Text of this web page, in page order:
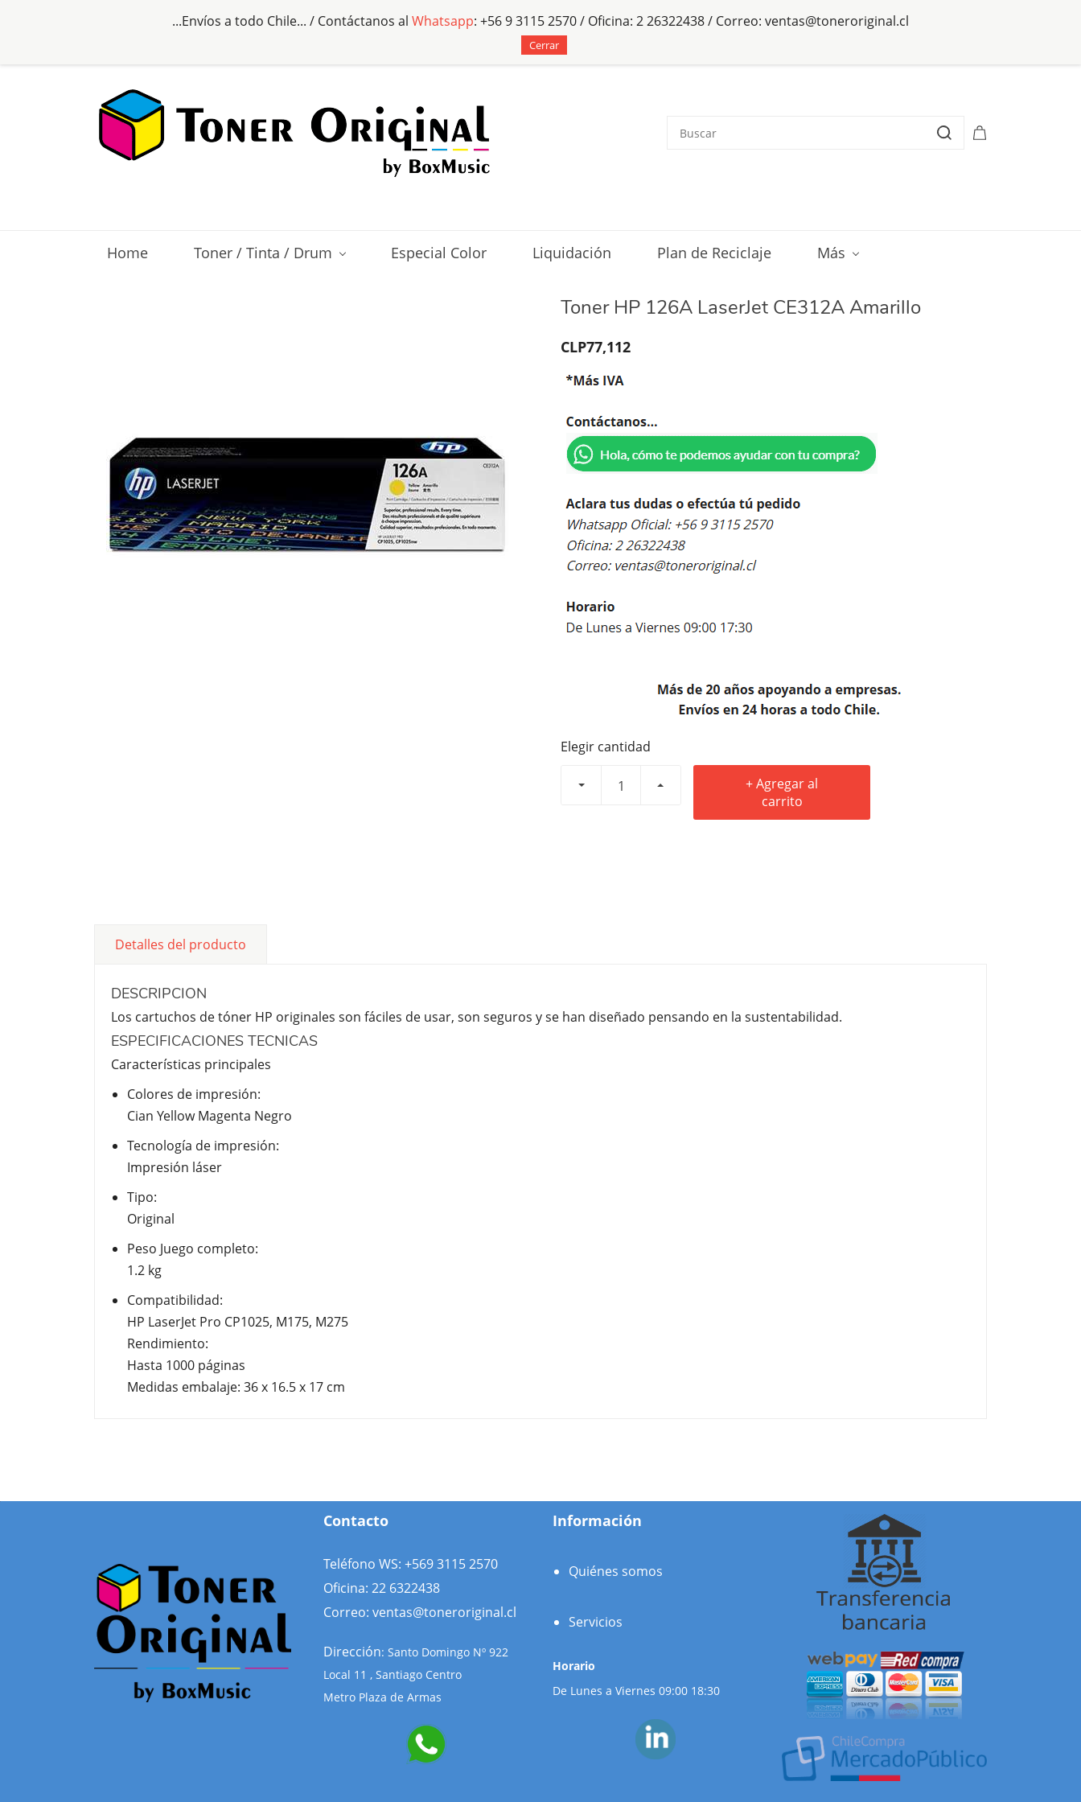
Home Toner / Tinta / Drum Especial Color Liquidación Plan de Reciclaje Más
Toner HP 126A LaserJet CE312A Amarillo
CLP77,112
Elegir cantidad
+ Agregar al
carrito
Detalles del producto
DESCRIPCION
Los cartuchos de tóner HP originales son fáciles de usar, son seguros y se han diseñado pensando en la sustentabilidad.
ESPECIFICACIONES TECNICAS
Características principales
Colores de impresión:
Cian Yellow Magenta Negro
Tecnología de impresión:
Impresión láser
Tipo:
Original
Peso Juego completo:
1.2 kg
Compatibilidad:
HP LaserJet Pro CP1025, M175, M275
Rendimiento:
Hasta 1000 páginas
Medidas embalaje: 36 x 16.5 x 17 cm
Contacto
Teléfono WS: +569 3115 2570
Oficina: 22 6322438
Correo: ventas@toneroriginal.cl
Dirección: Santo Domingo Nº 922
Local 11 , Santiago Centro
Metro Plaza de Armas
Información
Quiénes somos
Servicios
Horario
De Lunes a Viernes 09:00 18:30
...Envíos a todo Chile... / Contáctanos al Whatsapp: +56 9 3115 2570 / Oficina: 2 26322438 / Correo: ventas@toneroriginal.cl
Cerrar